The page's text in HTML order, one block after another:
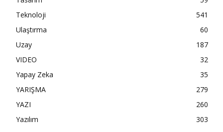
Teknoloji
541
Ulaştırma
60
Uzay
187
VIDEO
32
Yapay Zeka
35
YARIŞMA
279
YAZI
260
Yazılım
303